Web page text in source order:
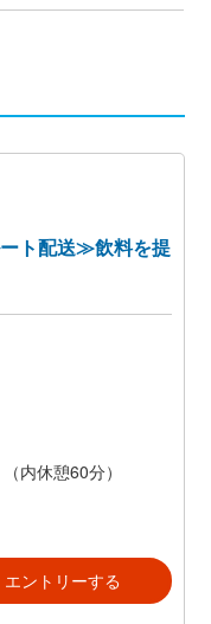
ト配送≫飲料を提
休憩60分）
エントリーする